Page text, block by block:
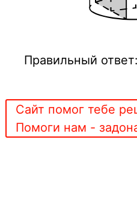
Правильный
Сайт помог тебе
Помоги нам -